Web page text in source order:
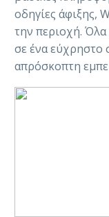
οδηγίες άφιξης,
την περιοχή.
σε ένα εύχρηστο
απρόσκοπτη